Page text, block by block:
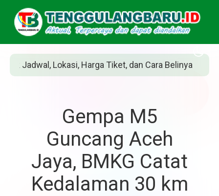
Tiket, dan Cara Belinya Siapakah Jean
Gempa M5
Guncang Aceh
Jaya, BMKG Catat
Kedalaman 30 km